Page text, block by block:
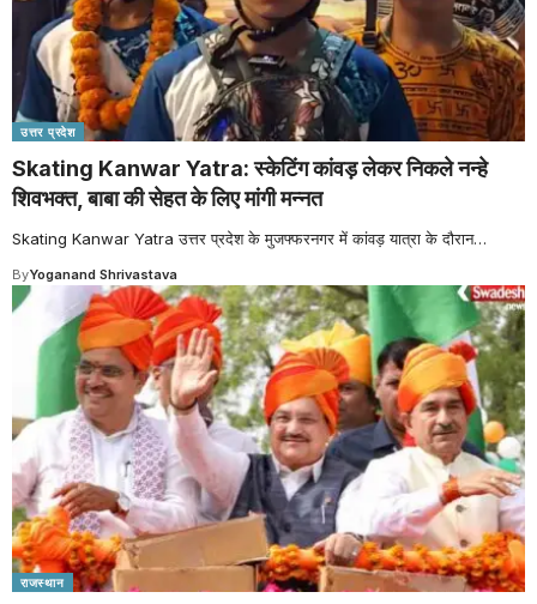
उत्तर प्रदेश
Skating Kanwar Yatra: स्केटिंग कांवड़ लेकर निकले नन्हे
शिवभक्त, बाबा की सेहत के लिए मांगी मन्नत
Skating Kanwar Yatra उत्तर प्रदेश के मुजफ्फरनगर में कांवड़ यात्रा के दौरान…
ByYoganand Shrivastava
राजस्थान